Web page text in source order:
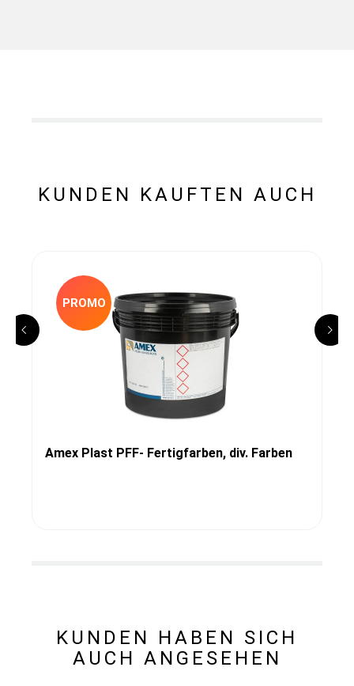
KUNDEN KAUFTEN AUCH
PROMO
Amex Plast PFF- Fertigfarben, div. Farben
KUNDEN HABEN SICH
AUCH ANGESEHEN